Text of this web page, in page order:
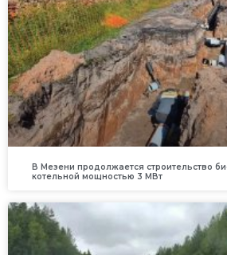
В Мезени продолжается строительство
котельной мощностью 3 МВт